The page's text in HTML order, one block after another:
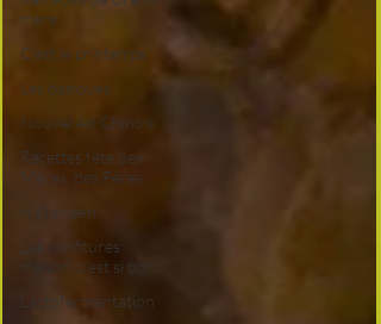
mère
C'est le printemps
Les basiques
Nouvel An Chinois
Recettes fête des
Mères, des Pères
Halloween
Les confitures
maison, c'est si bon
Lactofermentation